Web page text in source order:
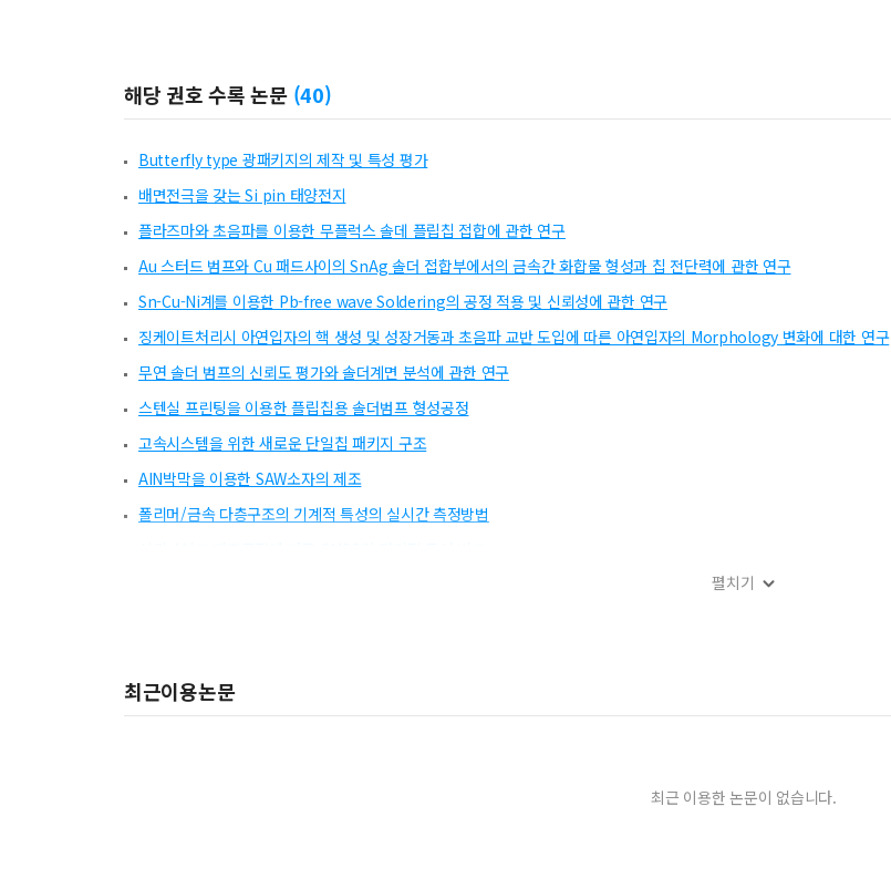
해당 권호 수록 논문 (40)
Butterfly type 광패키지의 제작 및 특성 평가
배면전극을 갖는 Si pin 태양전지
플라즈마와 초음파를 이용한 무플럭스 솔데 플립칩 접합에 관한 연구
Au 스터드 범프와 Cu 패드사이의 SnAg 솔더 접합부에서의 금속간 화합물 형성과 칩 전단력에 관한 연구
Sn-Cu-Ni계를 이용한 Pb-free wave Soldering의 공정 적용 및 신뢰성에 관한 연구
징케이트처리시 아연입자의 핵 생성 및 성장거동과 초음파 교반 도입에 따른 아연입자의 Morphology 변화에 대한 연구
무연 솔더 범프의 신뢰도 평가와 솔더계면 분석에 관한 연구
스텐실 프린팅을 이용한 플립칩용 솔더범프 형성공정
고속시스템을 위한 새로운 단일칩 패키지 구조
AIN박막을 이용한 SAW소자의 제조
폴리머/금속 다층구조의 기계적 특성의 실시간 측정방법
TOC (Transceiver-on-Chip)를 위한 RF MEMS (Micro Electromechanical Systems) 기술
펼치기
최근이용논문
최근 이용한 논문이 없습니다.